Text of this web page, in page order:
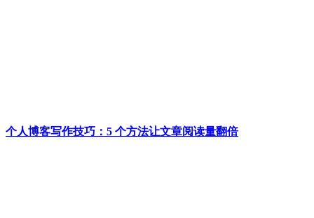
个人博客写作技巧：5 个方法让文章阅读量翻倍